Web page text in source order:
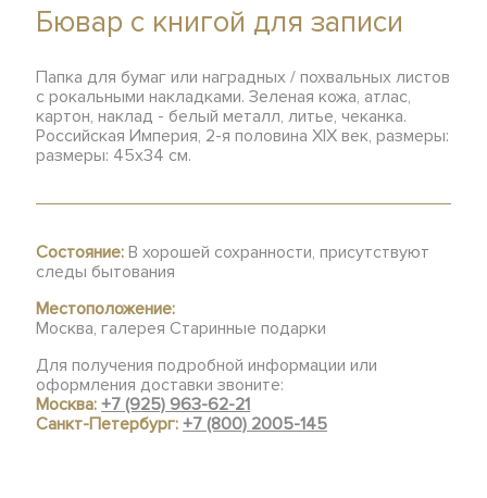
Бювар с книгой для записи
Папка для бумаг или наградных / похвальных листов
с рокальными накладками. Зеленая кожа, атлас,
картон, наклад - белый металл, литье, чеканка.
Российская Империя, 2-я половина XIX век, размеры:
размеры: 45х34 см.
Состояние: В хорошей сохранности, присутствуют
следы бытования
Местоположение:
Москва, галерея Старинные подарки
Для получения подробной информации или
оформления доставки звоните:
Москва:+7 (925) 963-62-21
Санкт-Петербург:+7 (800) 2005-145